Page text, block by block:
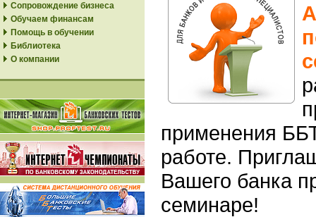
Сопровождение бизнеса
Обучаем финансам
Помощь в обучении
Библиотека
О компании
применения
работе.
Вашего банка
семинаре!